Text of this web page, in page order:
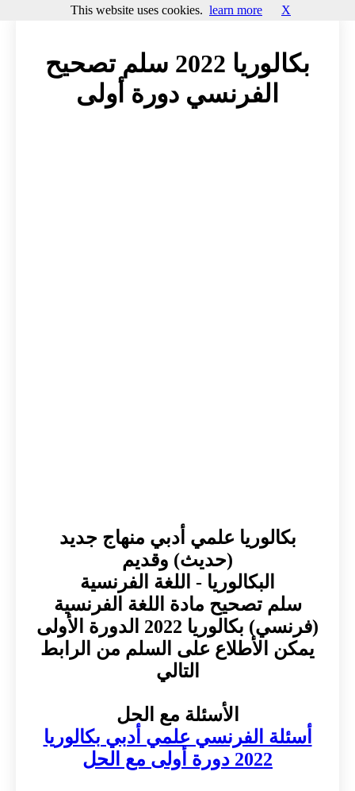
بكالوريا 2022 سلم تصحيح
الفرنسي دورة أولى
بكالوريا علمي أدبي منهاج جديد
(حديث) وقديم
البكالوريا - اللغة الفرنسية
سلم تصحيح مادة اللغة الفرنسية
(فرنسي) بكالوريا 2022 الدورة الأولى
يمكن الأطلاع على السلم من الرابط
التالي
الأسئلة مع الحل
أسئلة الفرنسي علمي أدبي بكالوريا
2022 دورة أولى مع الحل
This website uses cookies. learn more X